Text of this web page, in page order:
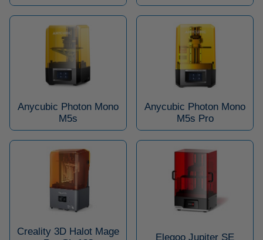
Anycubic Photon Mono
M5s
Anycubic Photon Mono
M5s Pro
Creality 3D Halot Mage
Elegoo Jupiter SE